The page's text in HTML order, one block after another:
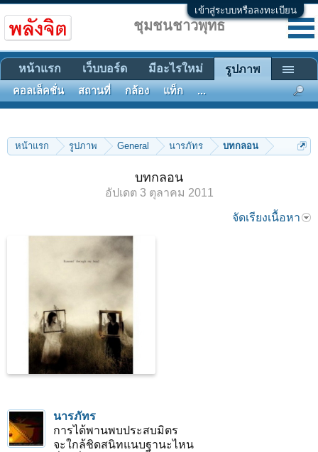
เข้าสู่ระบบหรือลงทะเบียน
หน้าแรก รูปภาพ General นารภัทร บทกลอน
บทกลอน
อัปเดต 3 ตุลาคม 2011
จัดเรียงเนื้อหา
นารภัทร
การได้พานพบประสบมิตร
จะใกล้ชิดสนิทแนบฐานะไหน
ชุมชนชาวพุทธ
หน้าแรก เว็บบอร์ด มีอะไรใหม่ รูปภาพ
คอลเล็คชั่น สถานที่ กล้อง แท็ก ...